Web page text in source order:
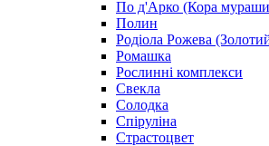
По д'Арко (Кора
Полин
Родіола Рожева
Ромашка
Рослинні комплекси
Свекла
Солодка
Спіруліна
Страстоцвет